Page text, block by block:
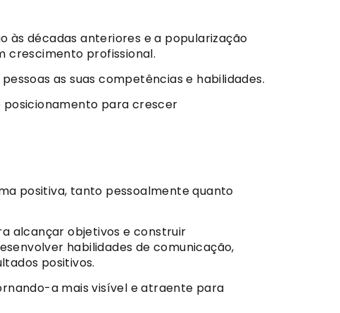
às décadas anteriores e a popularização
crescimento profissional.
as suas competências e habilidades.
posicionamento para crescer
positiva, tanto pessoalmente quanto
alcançar objetivos e construir
habilidades de comunicação,
positivos.
a mais visível e atraente para